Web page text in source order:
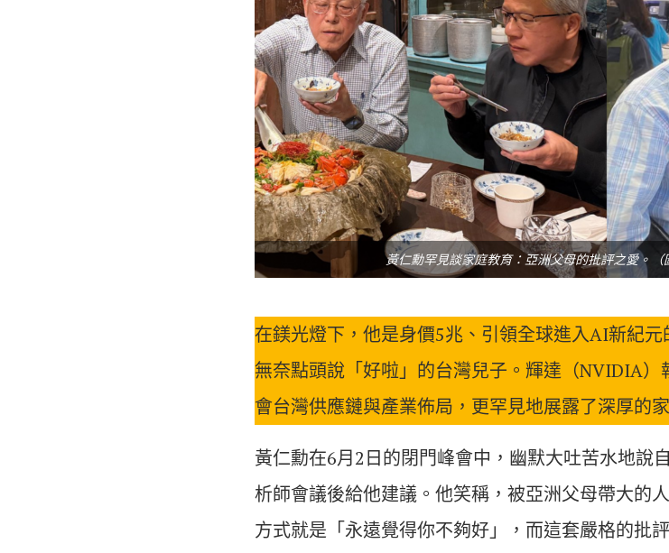
黃仁勳罕見談家庭教育：亞洲父母的批評之愛。
在鎂光燈下，他是身價5兆、引領全球進入AI新紀
無奈點頭說「好啦」的台灣兒子。輝達（NVIDIA
會台灣供應鏈與產業佈局，更罕見地展露了深厚的
黃仁勳在6月2日的閉門峰會中，幽默大吐苦水地說
析師會議後給他建議。他笑稱，被亞洲父母帶大的
方式就是「永遠覺得你不夠好」，而這套嚴格的批